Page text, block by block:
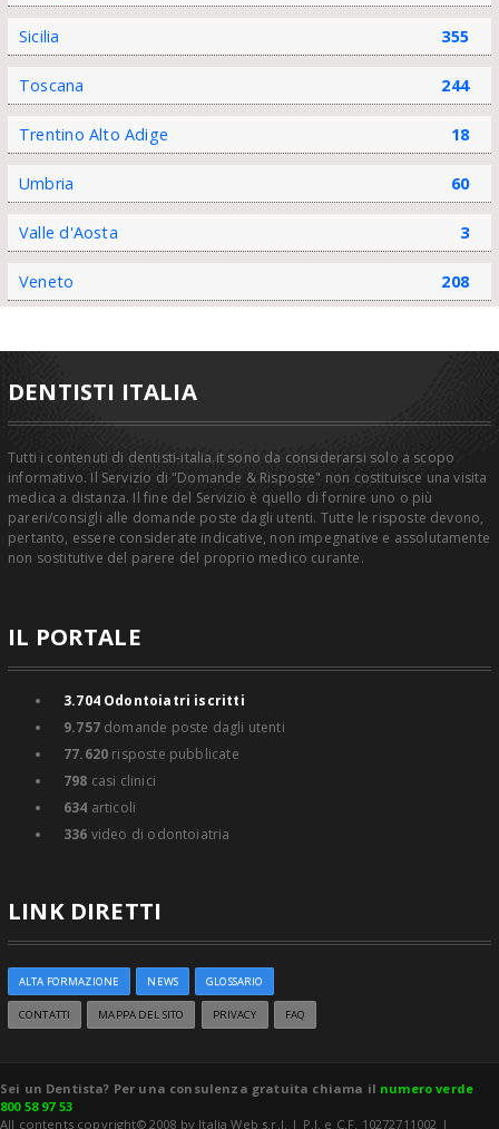
Sicilia 355
Toscana 244
Trentino Alto Adige 18
Umbria 60
Valle d'Aosta 3
Veneto 208
DENTISTI ITALIA
Tutti i contenuti di dentisti-italia.it sono da considerarsi solo a scopo
informativo. Il Servizio di "Domande & Risposte" non costituisce una visita
medica a distanza. Il fine del Servizio è quello di fornire uno o più
pareri/consigli alle domande poste dagli utenti. Tutte le risposte devono,
pertanto, essere considerate indicative, non impegnative e assolutamente
non sostitutive del parere del proprio medico curante.
IL PORTALE
3.704Odontoiatri iscritti
9.757domande poste dagli utenti
77.620 risposte pubblicate
798 casi clinici
634 articoli
336 video di odontoiatria
LINK DIRETTI
ALTA FORMAZIONE NEWS GLOSSARIO
CONTATTI MAPPA DEL SITO PRIVACY FAQ
Sei un Dentista? Per una consulenza gratuita chiama il numero verde
800 58 97 53
All contents copyright© 2008 by Italia Web s.r.l. | P.I. e C.F. 10272711002 |